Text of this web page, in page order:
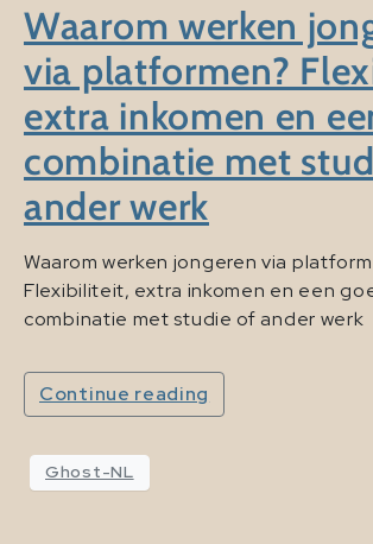
Waarom werken
via platformen?
extra inkomen en
combinatie met
ander werk
Waarom werken jongeren via
Flexibiliteit, extra inkomen en een
combinatie met studie of ander werk
Continue reading
Ghost-NL